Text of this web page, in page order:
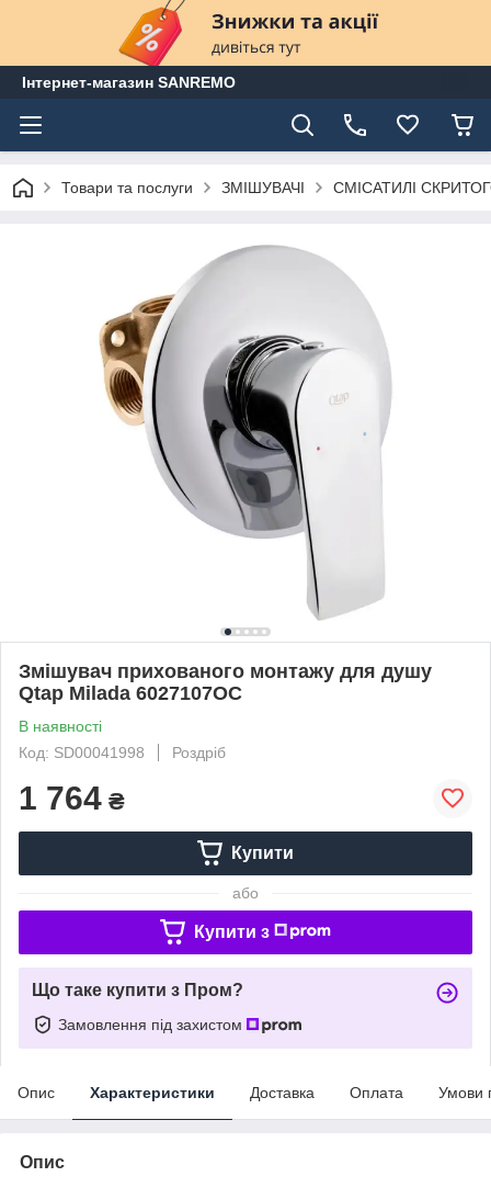
Інтернет-магазин SANREMO
Товари та послуги ЗМІШУВАЧІ СМІСАТИЛІ
Змішувач прихованого монтажу для душу
Qtap Milada 6027107OC
В наявності
Код: SD00041998
Роздріб
1 764 ₴
Купити
або
Купити з
Що таке купити з Пром?
Замовлення під захистом
Опис Характеристики Доставка Оплата Умови
Опис